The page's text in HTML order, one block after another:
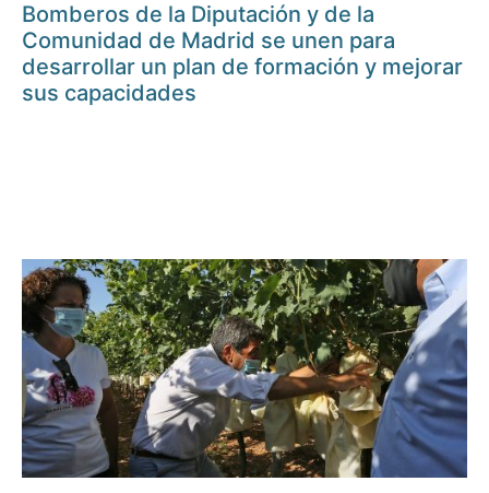
Bomberos de la Diputación y de la
Comunidad de Madrid se unen para
desarrollar un plan de formación y mejorar
sus capacidades